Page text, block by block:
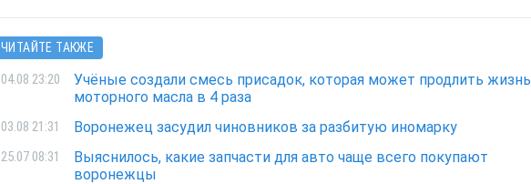
ЧИТАЙТЕ ТАКЖЕ
04.08 23:20
Учёные создали смесь присадок, которая может продлить жизнь
моторного масла в 4 раза
03.08 21:31 Воронежец засудил чиновников за разбитую иномарку
25.07 08:31
Выяснилось, какие запчасти для авто чаще всего покупают
воронежцы